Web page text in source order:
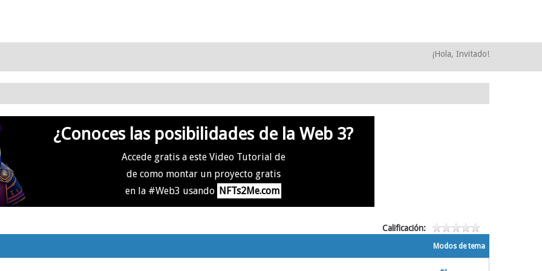
¡Hola, Invitado!
¿Conoces las posibilidades de la Web 3?
Accede gratis a este Video Tutorial de
de como montar un proyecto gratis
en la #Web3 usando NFTs2Me.com
Calificación:
Modos de tema